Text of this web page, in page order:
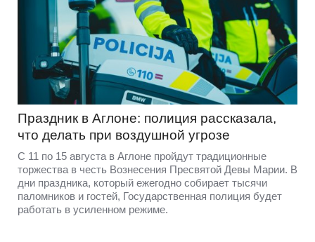
Праздник в Аглоне: полиция рассказала,
что делать при воздушной угрозе
С 11 по 15 августа в Аглоне пройдут традиционные
торжества в честь Вознесения Пресвятой Девы Марии. В
дни праздника, который ежегодно собирает тысячи
паломников и гостей, Государственная полиция будет
работать в усиленном режиме.